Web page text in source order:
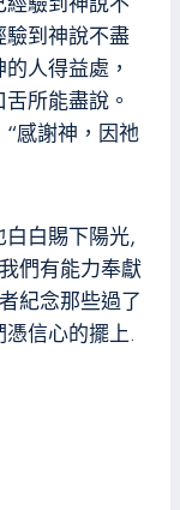
到神說不盡
人得益處，
所能盡說。
感謝神，因祂
白賜下陽光,
們有能力奉獻
紀念那些過了
信心的擺上.